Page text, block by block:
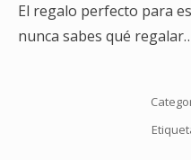
El regalo perfecto para
nunca sabes qué